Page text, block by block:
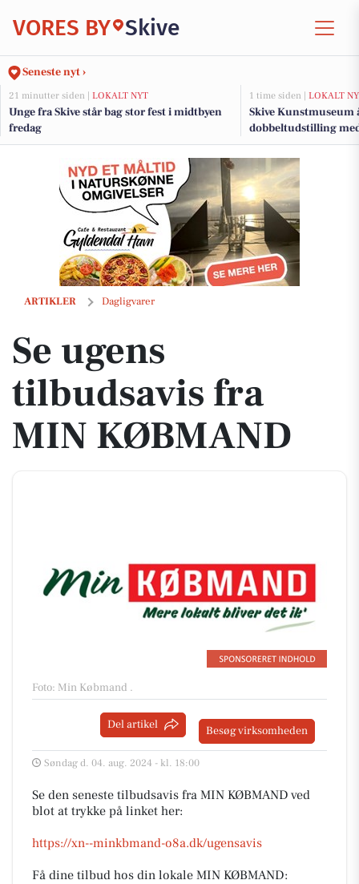
VORES BY Skive
Seneste nyt ›
21 minutter siden | LOKALT NYT
Unge fra Skive står bag stor fest i midtbyen
fredag
1 time siden | LOKALT
Skive Kunstmuseum
dobbeltudstilling
ARTIKLER Dagligvarer
Se ugens tilbudsavis fra MIN KØBMAND
Se ugens
tilbudsavis fra
MIN KØBMAND
Foto: Min Købmand .
Del artikel Besøg virksomheden
Søndag d. 04. aug. 2024 - kl. 18:00
Se den seneste tilbudsavis fra MIN KØBMAND ved
blot at trykke på linket her:
https://xn--minkbmand-o8a.dk/ugensavis
Få dine tilbud hos din lokale MIN KØBMAND: